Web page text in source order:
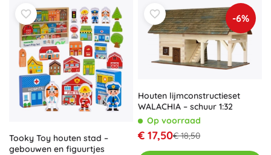
Tooky Toy houten stad –
gebouwen en figuurtjes
-6%
Houten lijmconstructieset
WALACHIA – schuur 1:32
Op voorraad
€ 17,50€ 18,50